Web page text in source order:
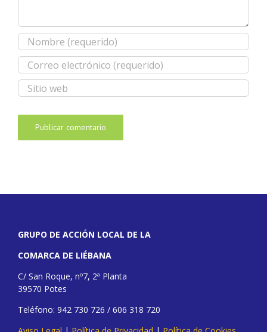
GRUPO DE ACCIÓN LOCAL DE LA
COMARCA DE LIÉBANA
C/ San Roque, nº7, 2ª Planta
39570 Potes
Teléfono: 942 730 726 / 606 318 720